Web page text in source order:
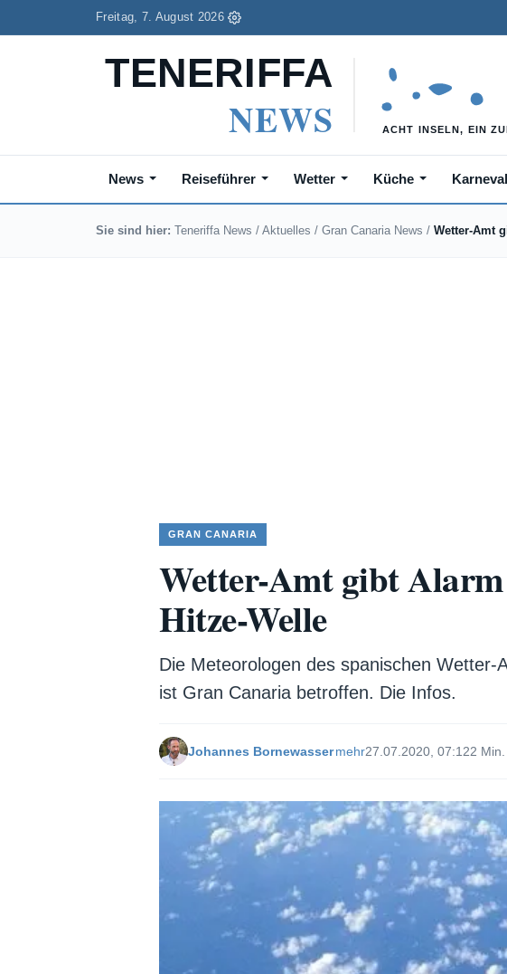
Freitag, 7. August 2026
News Reiseführer Wetter Küche Karneval
Sie sind hier: Teneriffa News / Aktuelles / Gran Canaria News / Wetter-Amt
GRAN CANARIA
Wetter-Amt gibt
Hitze-Welle
Die Meteorologen des spanischen
ist Gran Canaria betroffen. Die Infos.
Johannes Bornewassermehr27.07.2020, 07:122